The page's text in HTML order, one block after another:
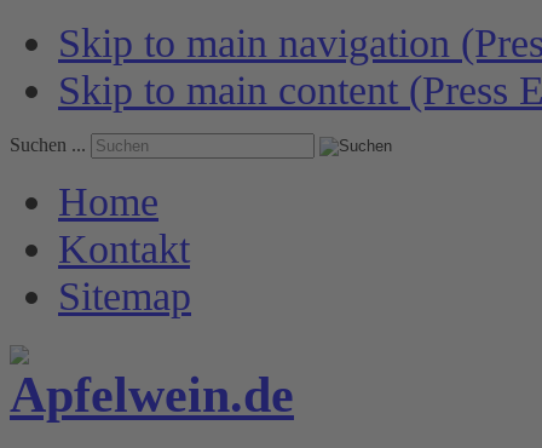
Skip to main navigation
Skip to main content (Press
Suchen ...
Home
Kontakt
Sitemap